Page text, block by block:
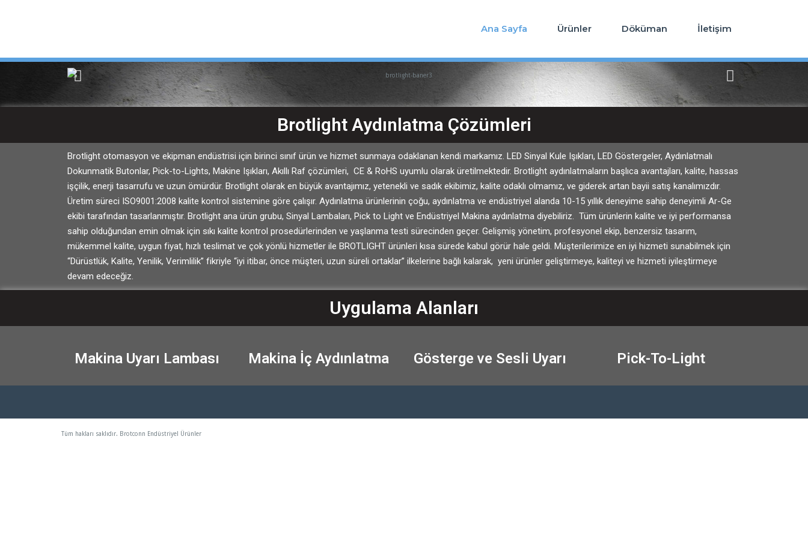
Ana Sayfa Ürünler Döküman İletişim
Brotlight Aydınlatma Çözümleri
Brotlight otomasyon ve ekipman endüstrisi için birinci sınıf ürün ve hizmet sunmaya odaklanan kendi markamız. LED Sinyal Kule Işıkları, LED Göstergeler, Aydınlatmalı
Dokunmatik Butonlar, Pick-to-Lights, Makine Işıkları, Akıllı Raf çözümleri, CE & RoHS uyumlu olarak üretilmektedir. Brotlight aydınlatmaların başlıca avantajları, kalite, hassas
işçilik, enerji tasarrufu ve uzun ömürdür. Brotlight olarak en büyük avantajımız, yetenekli ve sadık ekibimiz, kalite odaklı olmamız, ve giderek artan bayii satış kanalımızdır.
Üretim süreci ISO9001:2008 kalite kontrol sistemine göre çalışır. Aydınlatma ürünlerinin çoğu, aydınlatma ve endüstriyel alanda 10-15 yıllık deneyime sahip deneyimli Ar-Ge
ekibi tarafından tasarlanmıştır. Brotlight ana ürün grubu, Sinyal Lambaları, Pick to Light ve Endüstriyel Makina aydınlatma diyebiliriz. Tüm ürünlerin kalite ve iyi performansa
sahip olduğundan emin olmak için sıkı kalite kontrol prosedürlerinden ve yaşlanma testi sürecinden geçer. Gelişmiş yönetim, profesyonel ekip, benzersiz tasarım,
mükemmel kalite, uygun fiyat, hızlı teslimat ve çok yönlü hizmetler ile BROTLIGHT ürünleri kısa sürede kabul görür hale geldi. Müşterilerimize en iyi hizmeti sunabilmek için
“Dürüstlük, Kalite, Yenilik, Verimlilik” fikriyle “iyi itibar, önce müşteri, uzun süreli ortaklar” ilkelerine bağlı kalarak, yeni ürünler geliştirmeye, kaliteyi ve hizmeti iyileştirmeye
devam edeceğiz.
Uygulama Alanları
Makina Uyarı Lambası Makina İç Aydınlatma Gösterge ve Sesli Uyarı Pick-To-Light
Tüm hakları saklıdır. Brotconn Endüstriyel Ürünler